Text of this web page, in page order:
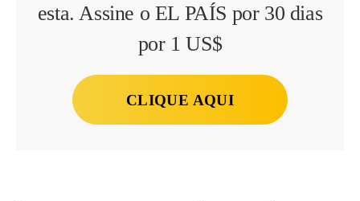
esta. Assine o EL PAÍS por 30 dias
por 1 US$
CLIQUE AQUI